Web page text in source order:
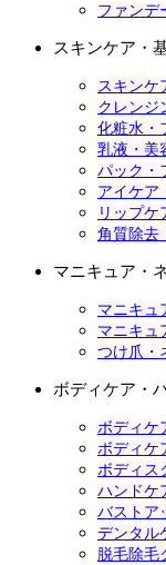
ファンデ
スキンケア・
スキンケ
クレンジ
化粧水・
乳液・美
パック・
アイケア
リップケ
角質除去
マニキュア・
マニキュ
マニキュ
つけ爪・
ボディケア・
ボディケ
ボディケ
ボディス
ハンドケ
バストア
デンタル
脱毛除毛